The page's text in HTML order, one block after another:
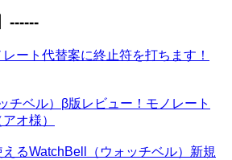
------
レート代替案に終止符を打ちます！
チベル）β版レビュー！モノレート
オ様）
えるWatchBell（ウォッチベル）新規